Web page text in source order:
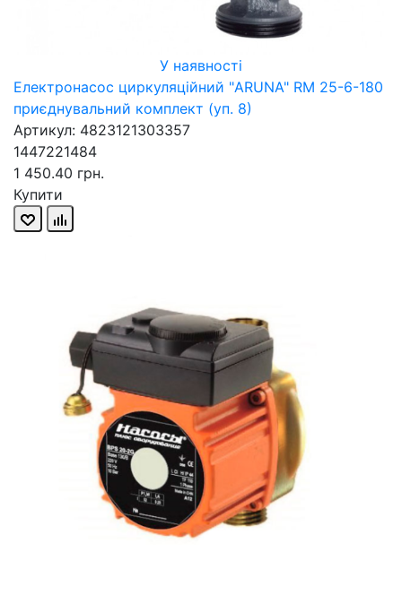
У наявності
Електронасос циркуляційний "ARUNA" RM 25-6-180
приєднувальний комплект (уп. 8)
Артикул: 4823121303357
1447221484
1 450.40 грн.
Купити